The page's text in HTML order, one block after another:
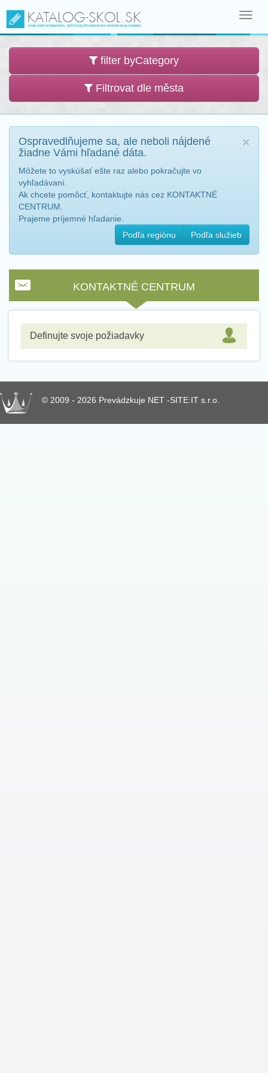
filter byCategory
Filtrovat dle města
×
Ospravedlňujeme sa, ale neboli nájdené
žiadne Vámi hľadané dáta.
Môžete to vyskúšať ešte raz alebo pokračujte vo
vyhľadávaní.
Ak chcete pomôcť, kontaktujte nás cez KONTAKTNÉ
CENTRUM.
Prajeme príjemné hľadanie.
Podľa regiónu
Podľa služieb
KONTAKTNÉ CENTRUM
Definujte svoje požiadavky
© 2009 - 2026 Prevádzkuje NET -SITE:IT s.r.o.